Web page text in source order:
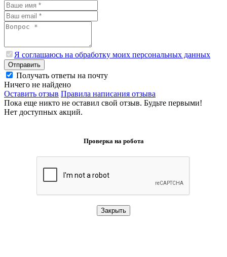
Я соглашаюсь на обработку моих персональных данных
Отправить
Получать ответы на почту
Ничего не найдено
Оставить отзыв Правила написания отзыва
Пока еще никто не оставил свой отзыв. Будьте первыми!
Нет доступных акций.
Проверка на робота
Закрыть